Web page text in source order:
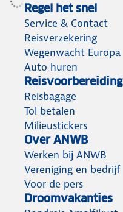
Regel het snel
Service & Contact
Reisverzekering
Wegenwacht Europa
Auto huren
Reisvoorbereiding
Reisbagage
Tol betalen
Milieustickers
Over ANWB
Werken bij ANWB
Vereniging en bedrijf
Voor de pers
Droomvakanties